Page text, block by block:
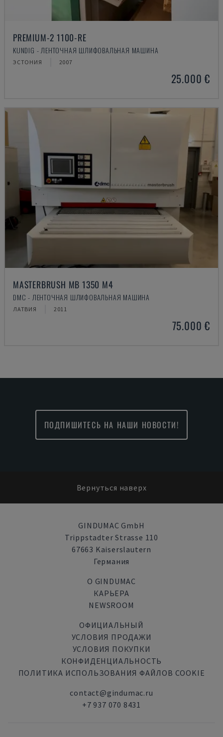
PREMIUM-2 1100-RE
KUNDIG - ЛЕНТОЧНАЯ ШЛИФОВАЛЬНАЯ МАШИНА
ЭСТОНИЯ 2007
25.000 €
MASTERBRUSH MB 1350 M4
DMC - ЛЕНТОЧНАЯ ШЛИФОВАЛЬНАЯ МАШИНА
ЛАТВИЯ 2011
75.000 €
ПОДПИШИТЕСЬ НА НАШИ НОВОСТИ!
Вернуться наверх
GINDUMAC GmbH
Trippstadter Strasse 110
67663 Kaiserslautern
Германия
О GINDUMAC
КАРЬЕРА
NEWSROOM
ОФИЦИАЛЬНЫЙ
УСЛОВИЯ ПРОДАЖИ
УСЛОВИЯ ПОКУПКИ
КОНФИДЕНЦИАЛЬНОСТЬ
ПОЛИТИКА ИСПОЛЬЗОВАНИЯ ФАЙЛОВ COOKIE
contact@gindumac.ru
+7 937 070 8431